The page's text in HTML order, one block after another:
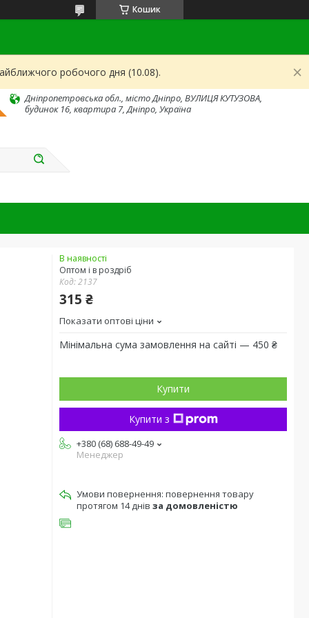
Кошик
робочого дня (10.08).
Дніпропетровська обл., місто Дніпро, ВУЛИЦЯ КУТУЗОВА,
будинок 16, квартира 7, Дніпро, Україна
В наявності
Оптом і в роздріб
Код:2137
315 ₴
Показати оптові ціни
Мінімальна сума замовлення на сайті — 450 ₴
Купити
Купити з
+380 (68) 688-49-49
Менеджер
повернення товару
протягом 14 днів за домовленістю